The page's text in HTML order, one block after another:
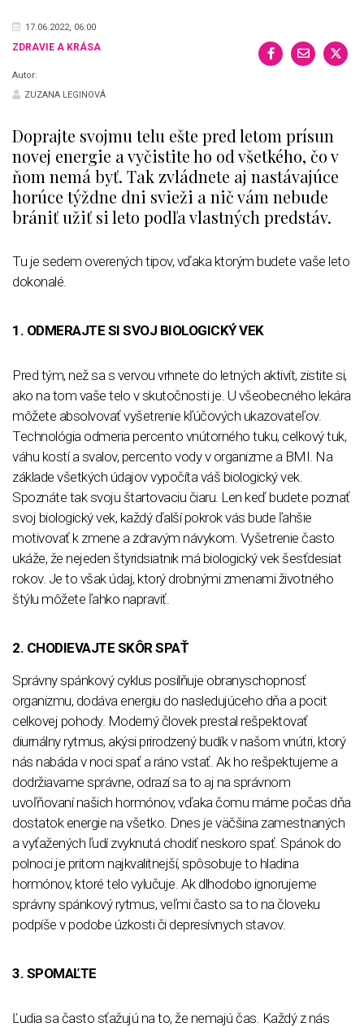
17.06.2022, 06:00
ZDRAVIE A KRÁSA
Autor:
ZUZANA LEGINOVÁ
Doprajte svojmu telu ešte pred letom prísun
novej energie a vyčistite ho od všetkého, čo v
ňom nemá byť. Tak zvládnete aj nastávajúce
horúce týždne dni svieži a nič vám nebude
brániť užiť si leto podľa vlastných predstáv.
Tu je sedem overených tipov, vďaka ktorým budete vaše leto
dokonalé.
1. ODMERAJTE SI SVOJ BIOLOGICKÝ VEK
Pred tým, než sa s vervou vrhnete do letných aktivít, zistite si,
ako na tom vaše telo v skutočnosti je. U všeobecného lekára
môžete absolvovať vyšetrenie kľúčových ukazovateľov.
Technológia odmeria percento vnútorného tuku, celkový tuk,
váhu kostí a svalov, percento vody v organizme a BMI. Na
základe všetkých údajov vypočíta váš biologický vek.
Spoznáte tak svoju štartovaciu čiaru. Len keď budete poznať
svoj biologický vek, každý ďalší pokrok vás bude ľahšie
motivovať k zmene a zdravým návykom. Vyšetrenie často
ukáže, že nejeden štyridsiatnik má biologický vek šesťdesiat
rokov. Je to však údaj, ktorý drobnými zmenami životného
štýlu môžete ľahko napraviť.
2. CHODIEVAJTE SKÔR SPAŤ
Správny spánkový cyklus posilňuje obranyschopnosť
organizmu, dodáva energiu do nasledujúceho dňa a pocit
celkovej pohody. Moderný človek prestal rešpektovať
diurnálny rytmus, akýsi prirodzený budík v našom vnútri, ktorý
nás nabáda v noci spať a ráno vstať. Ak ho rešpektujeme a
dodržiavame správne, odrazí sa to aj na správnom
uvoľňovaní našich hormónov, vďaka čomu máme počas dňa
dostatok energie na všetko. Dnes je väčšina zamestnaných
a vyťažených ľudí zvyknutá chodiť neskoro spať. Spánok do
polnoci je pritom najkvalitnejší, spôsobuje to hladina
hormónov, ktoré telo vylučuje. Ak dlhodobo ignorujeme
správny spánkový rytmus, veľmi často sa to na človeku
podpíše v podobe úzkosti či depresívnych stavov.
3. SPOMAĽTE
Ľudia sa často sťažujú na to, že nemajú čas. Každý z nás